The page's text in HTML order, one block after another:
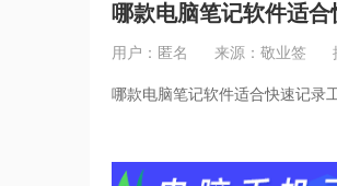
哪款电脑笔记软件适
用户：匿名 来源：敬业签
哪款电脑笔记软件适合快速记录